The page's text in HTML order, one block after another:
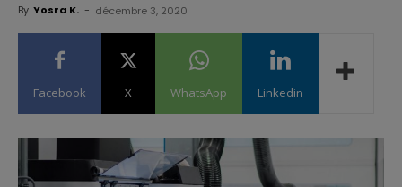
By Yosra K. - décembre 3, 2020
Facebook X WhatsApp Linkedin